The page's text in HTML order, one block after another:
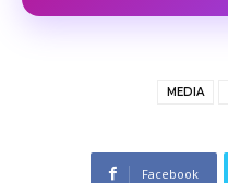
MEDIA
Facebook